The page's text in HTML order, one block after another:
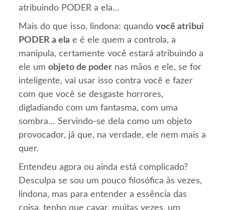
atribuindo PODER a ela…
Mais do que isso, lindona: quandovocê atribui
PODER a ela e é ele quem a controla, a
manipula, certamente você estará atribuindo a
ele umobjeto de poder nas mãos e ele, se for
inteligente, vai usar isso contra você e fazer
com que você se desgaste horrores,
digladiando com um fantasma, com uma
sombra… Servindo-se dela como um objeto
provocador, já que, na verdade, ele nem mais a
quer.
Entendeu agora ou ainda está complicado?
Desculpa se sou um pouco filosófica às vezes,
lindona, mas para entender a essência das
coisa, tenho que cavar, muitas vezes, um